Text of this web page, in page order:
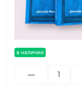
в наличии